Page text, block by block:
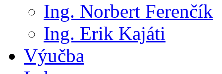
Ing. Norbert Ferenčík
Ing. Erik Kajáti
Výučba